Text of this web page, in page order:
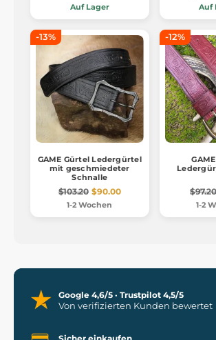
Auf Lager Auf
-13%
GAME Gürtel Ledergürtel
mit geschmiedeter
Schnalle
$103.20 $90.00
1-2 Wochen
-12%
$97.20
1-2
Google 4,6/5 · Trustpilot 4,5/5
Von verifizierten Kunden bewertet